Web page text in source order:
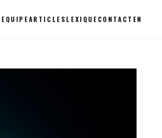
EQUIPEARTICLES LEXIQUE CONTACT EN